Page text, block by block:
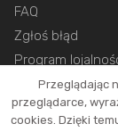
FAQ
Zgłoś błąd
Program
Copyright ©
Przeglądając
przeglądarce,
cookies. Dzięki